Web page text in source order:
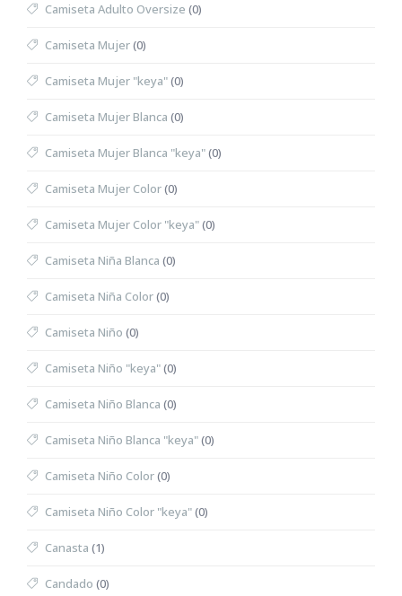
Camiseta Adulto Oversize (0)
Camiseta Mujer(0)
Camiseta Mujer "keya"(0)
Camiseta Mujer Blanca (0)
Camiseta Mujer Blanca "keya"(0)
Camiseta Mujer Color(0)
Camiseta Mujer Color "keya"(0)
Camiseta Niña Blanca (0)
Camiseta Niña Color(0)
Camiseta Niño (0)
Camiseta Niño "keya"(0)
Camiseta Niño Blanca (0)
Camiseta Niño Blanca "keya"(0)
Camiseta Niño Color(0)
Camiseta Niño Color "keya"(0)
Canasta (1)
Candado (0)